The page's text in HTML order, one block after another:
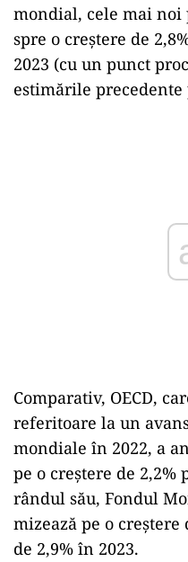
mondial, cele mai noi
spre o creştere de
2023 (cu un punct
estimările
Comparativ, OECD,
referitoare la un
mondiale în 2022, a
pe o creştere de
rândul său, Fondul
mizează pe o creştere
de 2,9% în 2023.